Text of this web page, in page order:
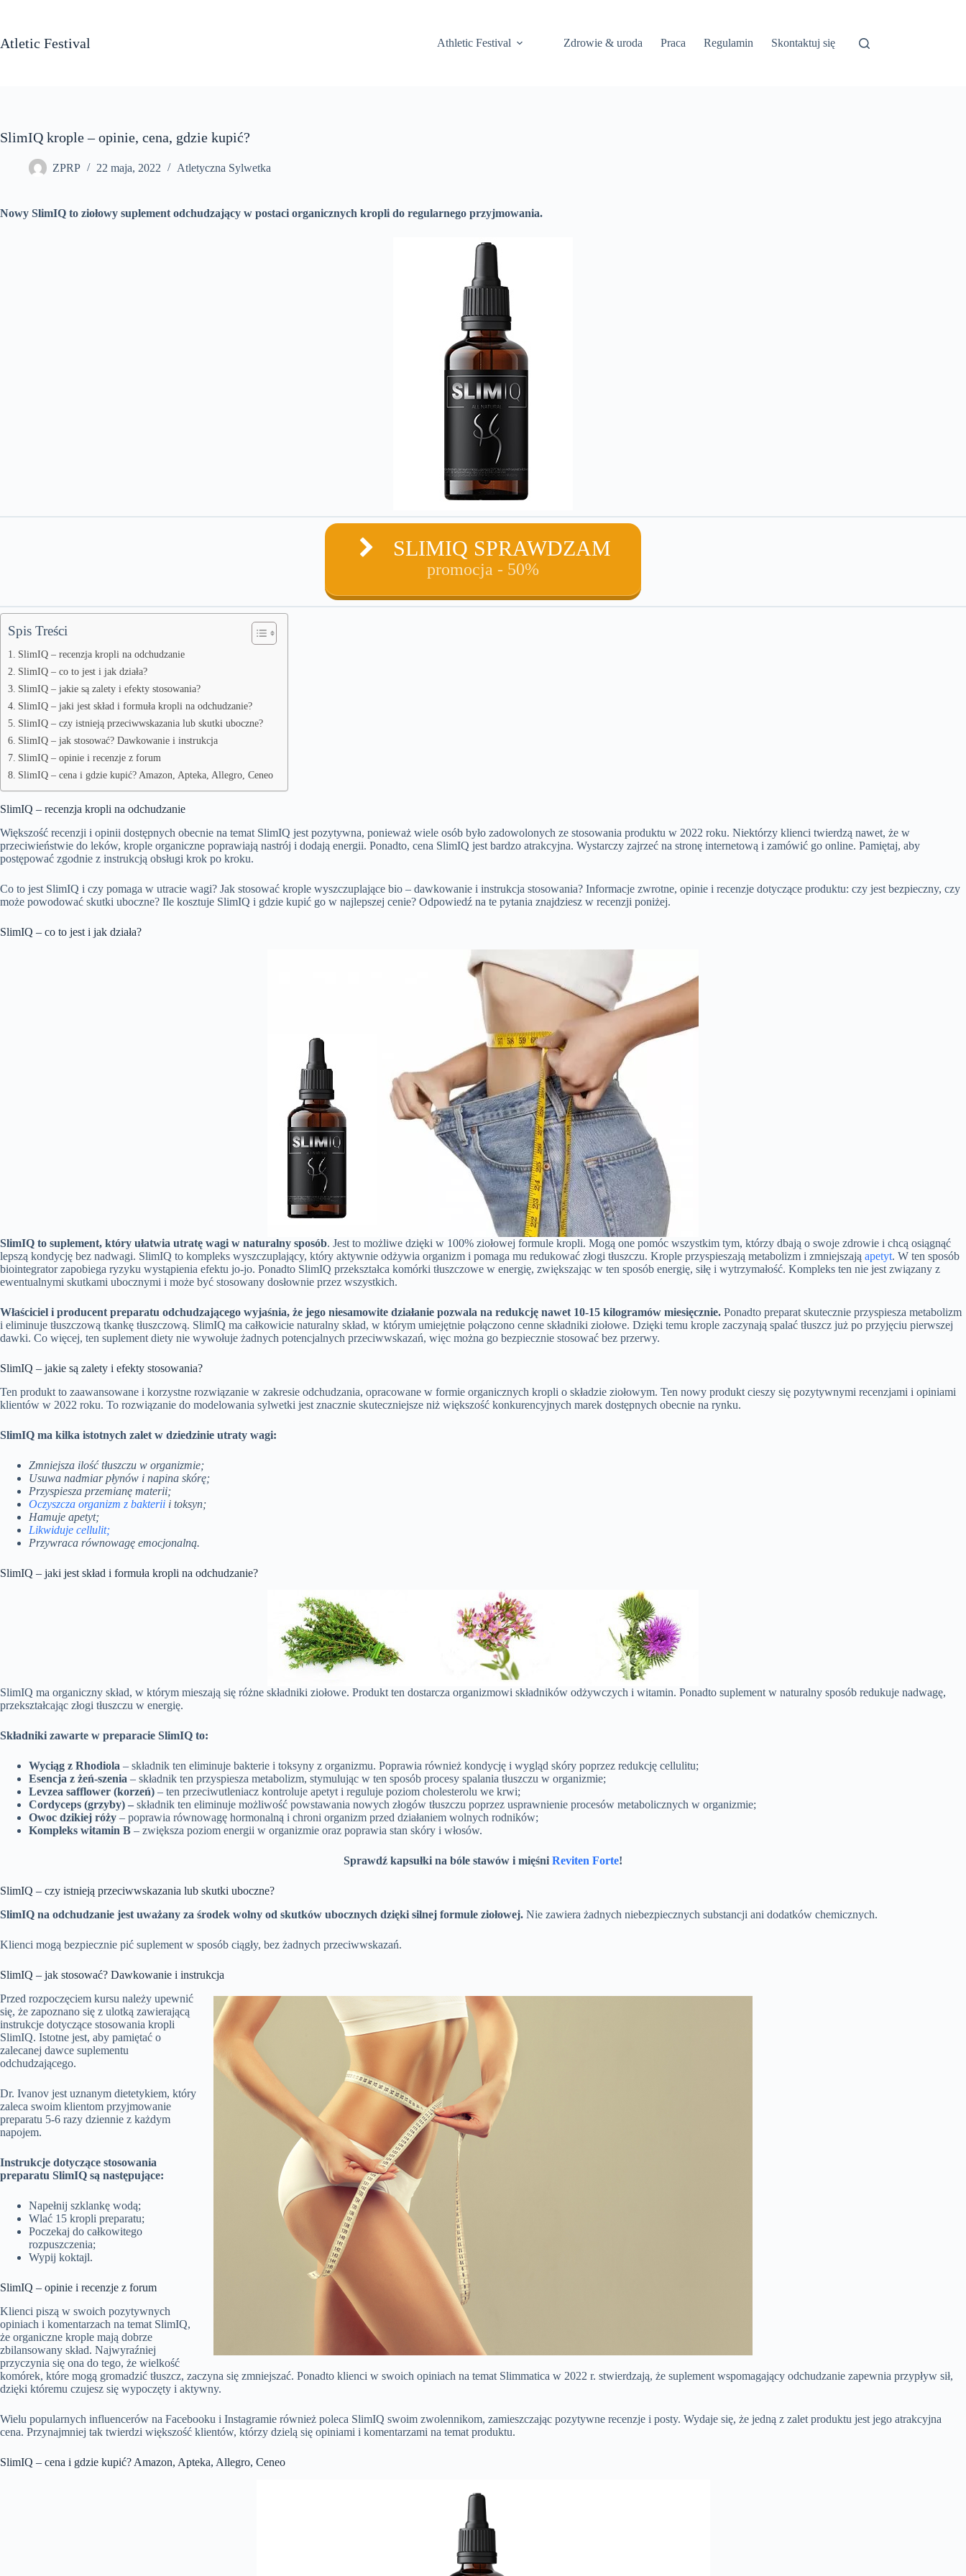
Atletic Festival Athletic Festival Zdrowie & uroda Praca Regulamin Skontaktuj się
SlimIQ krople – opinie, cena, gdzie kupić?
ZPRP 22 maja, 2022 Atletyczna Sylwetka
Nowy SlimIQ to ziołowy suplement odchudzający w postaci organicznych kropli do regularnego przyjmowania.
SLIMIQ SPRAWDZAM
promocja - 50%
Spis Treści
SlimIQ – recenzja kropli na odchudzanie
SlimIQ – co to jest i jak działa?
SlimIQ – jakie są zalety i efekty stosowania?
SlimIQ – jaki jest skład i formuła kropli na odchudzanie?
SlimIQ – czy istnieją przeciwwskazania lub skutki uboczne?
SlimIQ – jak stosować? Dawkowanie i instrukcja
SlimIQ – opinie i recenzje z forum
SlimIQ – cena i gdzie kupić? Amazon, Apteka, Allegro, Ceneo
SlimIQ – recenzja kropli na odchudzanie
Większość recenzji i opinii dostępnych obecnie na temat SlimIQ jest pozytywna, ponieważ wiele osób było zadowolonych ze stosowania produktu w 2022 roku. Niektórzy klienci twierdzą nawet, że w
przeciwieństwie do leków, krople organiczne poprawiają nastrój i dodają energii. Ponadto, cena SlimIQ jest bardzo atrakcyjna. Wystarczy zajrzeć na stronę internetową i zamówić go online. Pamiętaj, aby
postępować zgodnie z instrukcją obsługi krok po kroku.
Co to jest SlimIQ i czy pomaga w utracie wagi? Jak stosować krople wyszczuplające bio – dawkowanie i instrukcja stosowania? Informacje zwrotne, opinie i recenzje dotyczące produktu: czy jest bezpieczny, czy
może powodować skutki uboczne? Ile kosztuje SlimIQ i gdzie kupić go w najlepszej cenie? Odpowiedź na te pytania znajdziesz w recenzji poniżej.
SlimIQ – co to jest i jak działa?
SlimIQ to suplement, który ułatwia utratę wagi w naturalny sposób. Jest to możliwe dzięki w 100% ziołowej formule kropli. Mogą one pomóc wszystkim tym, którzy dbają o swoje zdrowie i chcą osiągnąć
lepszą kondycję bez nadwagi. SlimIQ to kompleks wyszczuplający, który aktywnie odżywia organizm i pomaga mu redukować złogi tłuszczu. Krople przyspieszają metabolizm i zmniejszają apetyt. W ten sposób
biointegrator zapobiega ryzyku wystąpienia efektu jo-jo. Ponadto SlimIQ przekształca komórki tłuszczowe w energię, zwiększając w ten sposób energię, siłę i wytrzymałość. Kompleks ten nie jest związany z
ewentualnymi skutkami ubocznymi i może być stosowany dosłownie przez wszystkich.
Właściciel i producent preparatu odchudzającego wyjaśnia, że jego niesamowite działanie pozwala na redukcję nawet 10-15 kilogramów miesięcznie. Ponadto preparat skutecznie przyspiesza metabolizm
i eliminuje tłuszczową tkankę tłuszczową. SlimIQ ma całkowicie naturalny skład, w którym umiejętnie połączono cenne składniki ziołowe. Dzięki temu krople zaczynają spalać tłuszcz już po przyjęciu pierwszej
dawki. Co więcej, ten suplement diety nie wywołuje żadnych potencjalnych przeciwwskazań, więc można go bezpiecznie stosować bez przerwy.
SlimIQ – jakie są zalety i efekty stosowania?
Ten produkt to zaawansowane i korzystne rozwiązanie w zakresie odchudzania, opracowane w formie organicznych kropli o składzie ziołowym. Ten nowy produkt cieszy się pozytywnymi recenzjami i opiniami
klientów w 2022 roku. To rozwiązanie do modelowania sylwetki jest znacznie skuteczniejsze niż większość konkurencyjnych marek dostępnych obecnie na rynku.
SlimIQ ma kilka istotnych zalet w dziedzinie utraty wagi:
Zmniejsza ilość tłuszczu w organizmie;
Usuwa nadmiar płynów i napina skórę;
Przyspiesza przemianę materii;
Oczyszcza organizm z bakterii i toksyn;
Hamuje apetyt;
Likwiduje cellulit;
Przywraca równowagę emocjonalną.
SlimIQ – jaki jest skład i formuła kropli na odchudzanie?
SlimIQ ma organiczny skład, w którym mieszają się różne składniki ziołowe. Produkt ten dostarcza organizmowi składników odżywczych i witamin. Ponadto suplement w naturalny sposób redukuje nadwagę,
przekształcając złogi tłuszczu w energię.
Składniki zawarte w preparacie SlimIQ to:
Wyciąg z Rhodiola – składnik ten eliminuje bakterie i toksyny z organizmu. Poprawia również kondycję i wygląd skóry poprzez redukcję cellulitu;
Esencja z żeń-szenia – składnik ten przyspiesza metabolizm, stymulując w ten sposób procesy spalania tłuszczu w organizmie;
Levzea safflower (korzeń) – ten przeciwutleniacz kontroluje apetyt i reguluje poziom cholesterolu we krwi;
Cordyceps (grzyby) – składnik ten eliminuje możliwość powstawania nowych złogów tłuszczu poprzez usprawnienie procesów metabolicznych w organizmie;
Owoc dzikiej róży – poprawia równowagę hormonalną i chroni organizm przed działaniem wolnych rodników;
Kompleks witamin B – zwiększa poziom energii w organizmie oraz poprawia stan skóry i włosów.
Sprawdź kapsułki na bóle stawów i mięśni Reviten Forte!
SlimIQ – czy istnieją przeciwwskazania lub skutki uboczne?
SlimIQ na odchudzanie jest uważany za środek wolny od skutków ubocznych dzięki silnej formule ziołowej. Nie zawiera żadnych niebezpiecznych substancji ani dodatków chemicznych.
Klienci mogą bezpiecznie pić suplement w sposób ciągły, bez żadnych przeciwwskazań.
SlimIQ – jak stosować? Dawkowanie i instrukcja
Przed rozpoczęciem kursu należy upewnić
się, że zapoznano się z ulotką zawierającą
instrukcje dotyczące stosowania kropli
SlimIQ. Istotne jest, aby pamiętać o
zalecanej dawce suplementu
odchudzającego.
Dr. Ivanov jest uznanym dietetykiem, który
zaleca swoim klientom przyjmowanie
preparatu 5-6 razy dziennie z każdym
napojem.
Instrukcje dotyczące stosowania
preparatu SlimIQ są następujące:
Napełnij szklankę wodą;
Wlać 15 kropli preparatu;
Poczekaj do całkowitego
rozpuszczenia;
Wypij koktajl.
SlimIQ – opinie i recenzje z forum
Klienci piszą w swoich pozytywnych
opiniach i komentarzach na temat SlimIQ,
że organiczne krople mają dobrze
zbilansowany skład. Najwyraźniej
przyczynia się ona do tego, że wielkość
komórek, które mogą gromadzić tłuszcz, zaczyna się zmniejszać. Ponadto klienci w swoich opiniach na temat Slimmatica w 2022 r. stwierdzają, że suplement wspomagający odchudzanie zapewnia przypływ sił,
dzięki któremu czujesz się wypoczęty i aktywny.
Wielu popularnych influencerów na Facebooku i Instagramie również poleca SlimIQ swoim zwolennikom, zamieszczając pozytywne recenzje i posty. Wydaje się, że jedną z zalet produktu jest jego atrakcyjna
cena. Przynajmniej tak twierdzi większość klientów, którzy dzielą się opiniami i komentarzami na temat produktu.
SlimIQ – cena i gdzie kupić? Amazon, Apteka, Allegro, Ceneo